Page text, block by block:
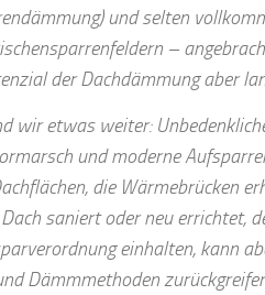
und selten
–
der Dachdämmung aber
wir etwas weiter:
und moderne
die Wärmebrücken
saniert oder neu errichtet,
einhalten, kann
Dämmmethoden